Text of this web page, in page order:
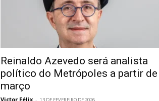
Reinaldo Azevedo será analista
político do Metrópoles a partir de
março
Victor Félix -